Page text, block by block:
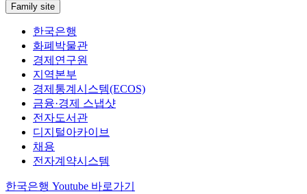
Family site
한국은행
화폐박물관
경제연구원
지역본부
경제통계시스템(ECOS)
금융·경제 스냅샷
전자도서관
디지털아카이브
채용
전자계약시스템
한국은행 Youtube 바로가기